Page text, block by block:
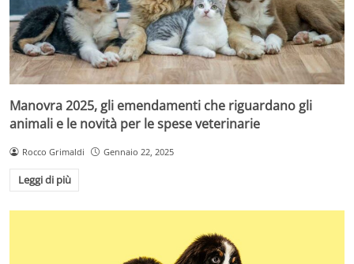
Manovra 2025, gli emendamenti che riguardano gli
animali e le novità per le spese veterinarie
Rocco Grimaldi Gennaio 22, 2025
Leggi di più